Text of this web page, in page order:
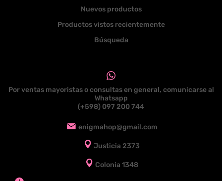
Nuevos productos
Productos vistos recientemente
Búsqueda
Por ventas mayoristas o consultas en general, comunicarse al
Whatsapp
(+598) 097 200 744
enigmahop@gmail.com
Justicia 2373
Colonia 1348